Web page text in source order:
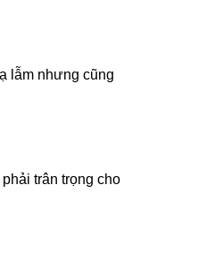
lẫm nhưng cũng
trân trọng cho